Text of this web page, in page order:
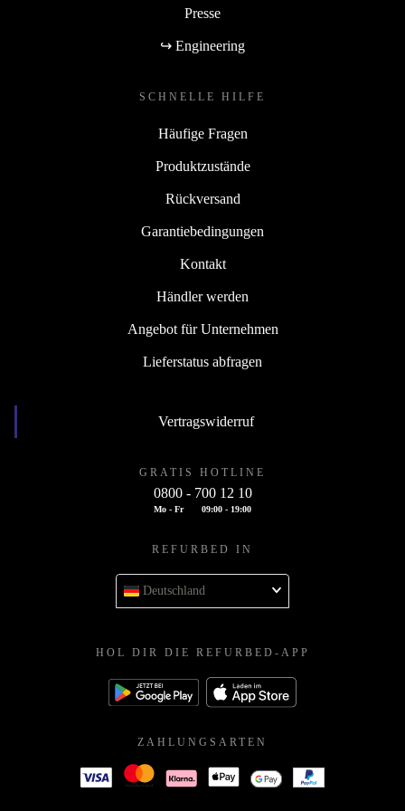
Entscheide dich mit dem generalüberholten Apple
Erwartungen übertrifft - für eine Welt, in der
zusammenkommen, nachhaltiger als neu und praktischer
Presse
↪ Engineering
SCHNELLE HILFE
Häufige Fragen
Produktzustände
Rückversand
Garantiebedingungen
Kontakt
Händler werden
Angebot für Unternehmen
Lieferstatus abfragen
Vertragswiderruf
GRATIS HOTLINE
0800 - 700 12 10
Mo - Fr 09:00 - 19:00
REFURBED IN
Deutschland
HOL DIR DIE REFURBED-APP
ZAHLUNGSARTEN